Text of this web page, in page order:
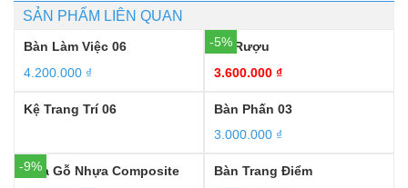
SẢN PHẨM LIÊN QUAN
Bàn Làm Việc 06
4.200.000 ₫
-5%
Kệ Rượu
3.600.000 ₫
Kệ Trang Trí 06
Bàn Phấn 03
3.000.000 ₫
-9%
Cửa Gỗ Nhựa Composite
Bàn Trang Điểm